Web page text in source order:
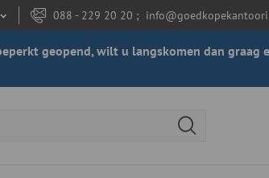
088 - 229 20 20 ;
geopend, wilt u langskomen dan graag